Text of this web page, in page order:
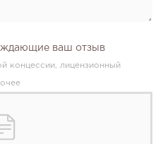
ваш отзыв
концессии, лицензионный